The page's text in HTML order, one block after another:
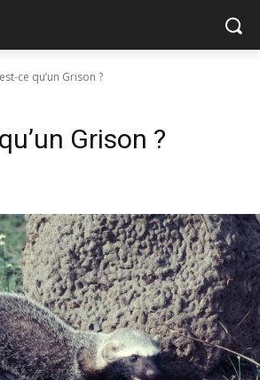
ce qu’un Grison ?
Grison ?